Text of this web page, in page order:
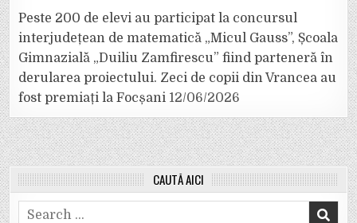
Peste 200 de elevi au participat la concursul
interjudețean de matematică „Micul Gauss”, Școala
Gimnazială „Duiliu Zamfirescu” fiind parteneră în
derularea proiectului. Zeci de copii din Vrancea au
fost premiați la Focșani 12/06/2026
CAUTĂ AICI
Search